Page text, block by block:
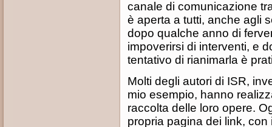
canale di comunicazione
è aperta a tutti, anche agli
dopo qualche anno di
impoverirsi di interventi, e
tentativo di rianimarla è
Molti degli autori di ISR,
mio esempio, hanno
raccolta delle loro opere.
propria pagina dei link, con